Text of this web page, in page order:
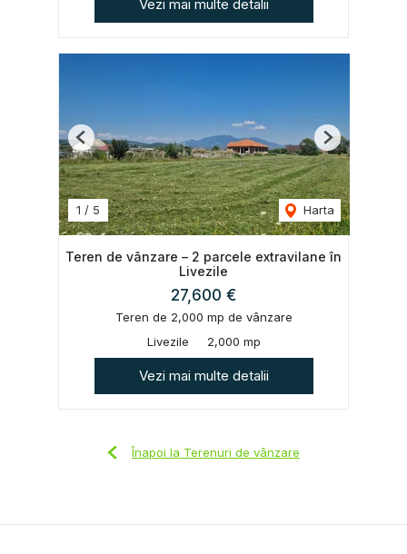
Vezi mai multe detalii
1 / 5 Harta
Previous Next
Teren de vânzare – 2 parcele extravilane în
Livezile
27,600 €
Teren de 2,000 mp de vânzare
Livezile
2,000 mp
Vezi mai multe detalii
Înapoi la Terenuri de vânzare